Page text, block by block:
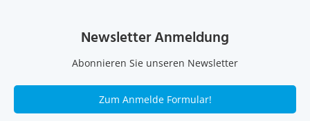
Newsletter Anmeldung
Abonnieren Sie unseren Newsletter
Zum Anmelde Formular!